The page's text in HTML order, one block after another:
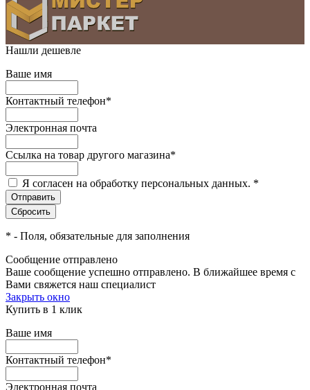
Нашли дешевле
Ваше имя
Контактный телефон*
Электронная почта
Ссылка на товар другого магазина*
Я согласен на обработку персональных данных. *
* - Поля, обязательные для заполнения
Сообщение отправлено
Ваше сообщение успешно отправлено. В ближайшее время с
Вами свяжется наш специалист
Закрыть окно
Купить в 1 клик
Ваше имя
Контактный телефон*
Электронная почта